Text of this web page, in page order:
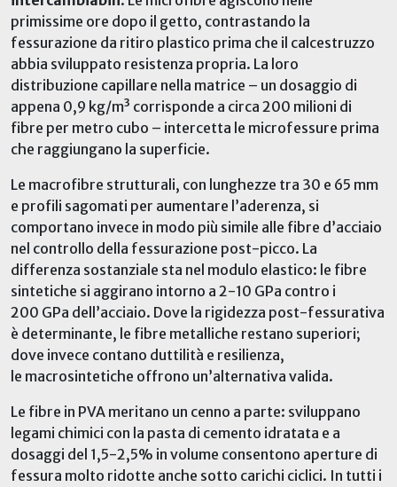
primissime ore dopo il getto, contrastando la
fessurazione da ritiro plastico prima che il calcestruzzo
abbia sviluppato resistenza propria. La loro
distribuzione capillare nella matrice – un dosaggio di
appena 0,9 kg/m³ corrisponde a circa 200 milioni di
fibre per metro cubo – intercetta le microfessure prima
che raggiungano la superficie.
Le macrofibre strutturali, con lunghezze tra 30 e 65 mm
e profili sagomati per aumentare l’aderenza, si
comportano invece in modo più simile alle fibre d’acciaio
nel controllo della fessurazione post-picco. La
differenza sostanziale sta nel modulo elastico: le fibre
sintetiche si aggirano intorno a 2-10 GPa contro i
200 GPa dell’acciaio. Dove la rigidezza post-fessurativa
è determinante, le fibre metalliche restano superiori;
dove invece contano duttilità e resilienza,
le macrosintetiche offrono un’alternativa valida.
Le fibre in PVA meritano un cenno a parte: sviluppano
legami chimici con la pasta di cemento idratata e a
dosaggi del 1,5-2,5% in volume consentono aperture di
fessura molto ridotte anche sotto carichi ciclici. In tutti i